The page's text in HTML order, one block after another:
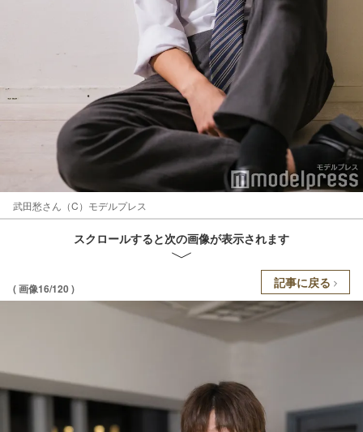
武田愁さん（C）モデルプレス
スクロールすると次の画像が表示されます
( 画像16/120 ) 記事に戻る